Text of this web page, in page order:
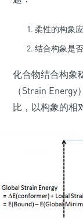
柔性的构象
结合构象是
化合物结合构象
（Strain
比，以构象的相